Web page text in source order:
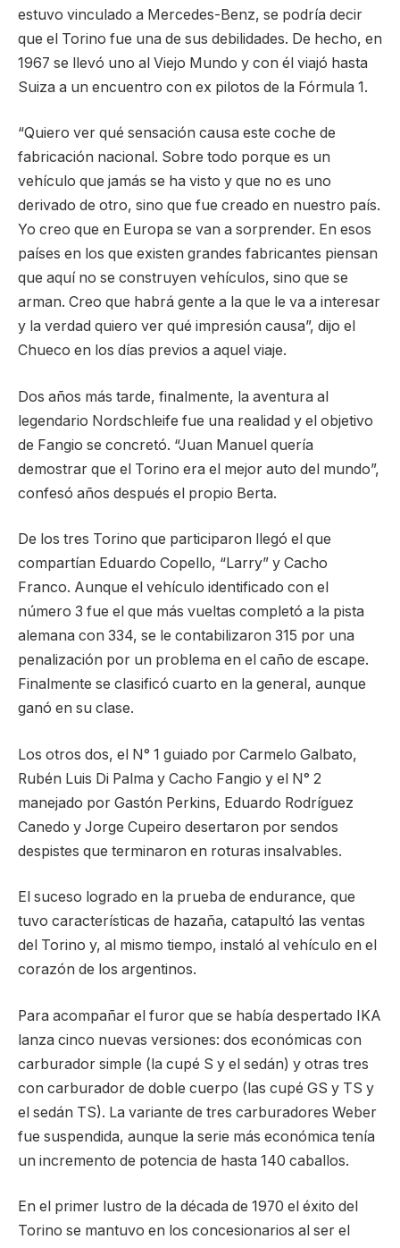
estuvo vinculado a Mercedes-Benz, se podría decir
que el Torino fue una de sus debilidades. De hecho, en
1967 se llevó uno al Viejo Mundo y con él viajó hasta
Suiza a un encuentro con ex pilotos de la Fórmula 1.
“Quiero ver qué sensación causa este coche de
fabricación nacional. Sobre todo porque es un
vehículo que jamás se ha visto y que no es uno
derivado de otro, sino que fue creado en nuestro país.
Yo creo que en Europa se van a sorprender. En esos
países en los que existen grandes fabricantes piensan
que aquí no se construyen vehículos, sino que se
arman. Creo que habrá gente a la que le va a interesar
y la verdad quiero ver qué impresión causa”, dijo el
Chueco en los días previos a aquel viaje.
Dos años más tarde, finalmente, la aventura al
legendario Nordschleife fue una realidad y el objetivo
de Fangio se concretó. “Juan Manuel quería
demostrar que el Torino era el mejor auto del mundo”,
confesó años después el propio Berta.
De los tres Torino que participaron llegó el que
compartían Eduardo Copello, “Larry” y Cacho
Franco. Aunque el vehículo identificado con el
número 3 fue el que más vueltas completó a la pista
alemana con 334, se le contabilizaron 315 por una
penalización por un problema en el caño de escape.
Finalmente se clasificó cuarto en la general, aunque
ganó en su clase.
Los otros dos, el N° 1 guiado por Carmelo Galbato,
Rubén Luis Di Palma y Cacho Fangio y el N° 2
manejado por Gastón Perkins, Eduardo Rodríguez
Canedo y Jorge Cupeiro desertaron por sendos
despistes que terminaron en roturas insalvables.
El suceso logrado en la prueba de endurance, que
tuvo características de hazaña, catapultó las ventas
del Torino y, al mismo tiempo, instaló al vehículo en el
corazón de los argentinos.
Para acompañar el furor que se había despertado IKA
lanza cinco nuevas versiones: dos económicas con
carburador simple (la cupé S y el sedán) y otras tres
con carburador de doble cuerpo (las cupé GS y TS y
el sedán TS). La variante de tres carburadores Weber
fue suspendida, aunque la serie más económica tenía
un incremento de potencia de hasta 140 caballos.
En el primer lustro de la década de 1970 el éxito del
Torino se mantuvo en los concesionarios al ser el